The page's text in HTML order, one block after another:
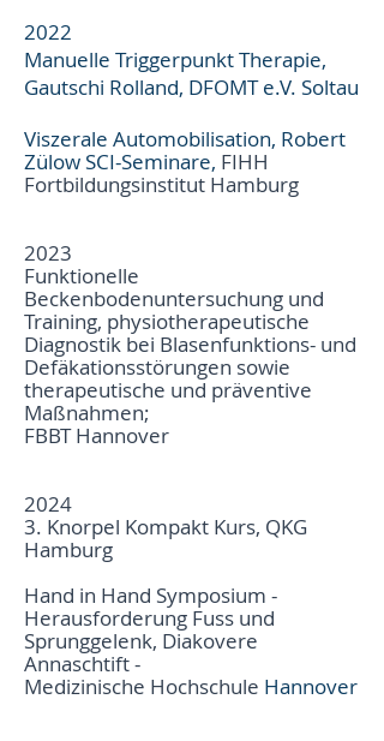
2022
Manuelle Triggerpunkt Therapie,
Gautschi Rolland, DFOMT e.V. Soltau
Viszerale Automobilisation, Robert
Zülow SCI-Seminare, FIHH
Fortbildungsinstitut Hamburg
2023
Funktionelle
Beckenbodenuntersuchung und
Training, physiotherapeutische
Diagnostik bei Blasenfunktions- und
Defäkationsstörungen sowie
therapeutische und präventive
Maßnahmen;
FBBT Hannover
2024
3. Knorpel Kompakt Kurs, QKG
Hamburg
Hand in Hand Symposium -
Herausforderung Fuss und
Sprunggelenk, Diakovere
Annaschtift -
Medizinische Hochschule Hannover​